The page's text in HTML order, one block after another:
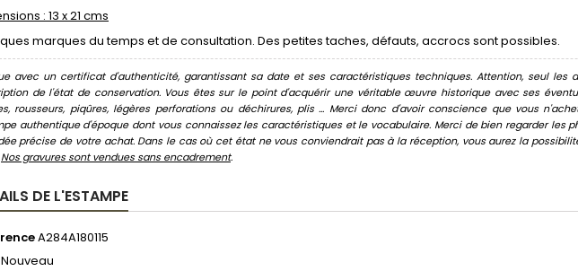
: 13 x 21 cms
marques du temps et de consultation. Des petites taches, défauts, accrocs sont possibles.
avec un certificat d'authenticité, garantissant sa date et ses caractéristiques techniques. Attention, seul les
de l'état de conservation. Vous êtes sur le point d'acquérir une véritable œuvre historique avec ses
rousseurs, piqûres, légères perforations ou déchirures, plis ... Merci donc d'avoir conscience que vous
authentique d'époque dont vous connaissez les caractéristiques et le vocabulaire. Merci de bien regarder les
précise de votre achat. Dans le cas où cet état ne vous conviendrait pas à la réception, vous aurez la
Nos gravures sont vendues sans encadrement.
DE L'ESTAMPE
A284A180115
Nouveau